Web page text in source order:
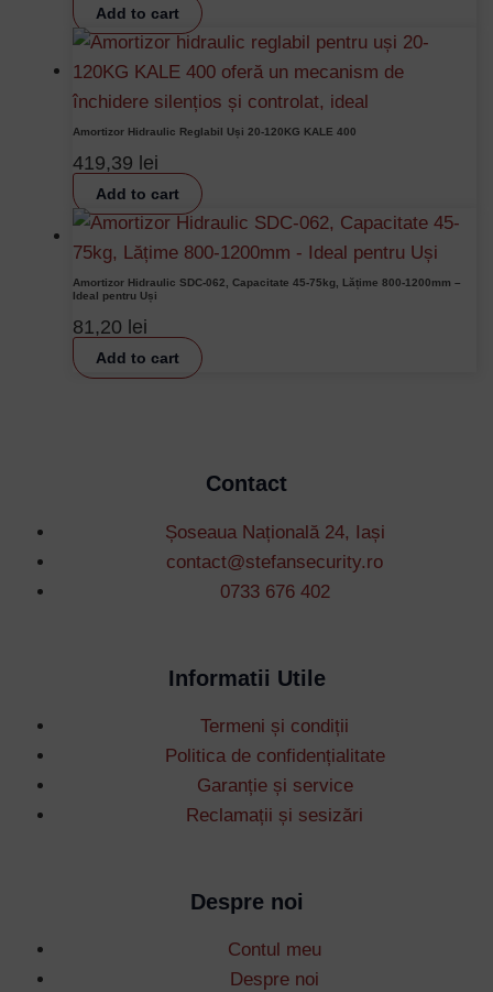
Add to cart
Amortizor Hidraulic Reglabil Uși 20-120KG KALE 400
419,39 lei
Add to cart
Amortizor Hidraulic SDC-062, Capacitate 45-75kg, Lățime 800-1200mm –
Ideal pentru Uși
81,20 lei
Add to cart
Contact
Șoseaua Națională 24, Iași
contact@stefansecurity.ro
0733 676 402
Informatii Utile
Termeni și condiții
Politica de confidențialitate
Garanție și service
Reclamații și sesizări
Despre noi
Contul meu
Despre noi